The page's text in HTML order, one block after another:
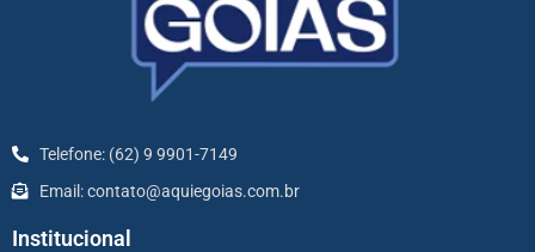
Telefone: (62) 9 9901-7149
Email: contato@aquiegoias.com.br
Institucional